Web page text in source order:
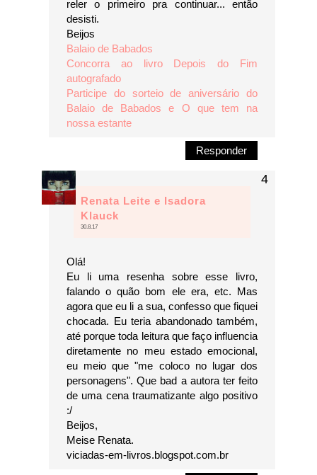
reler o primeiro pra continuar... então
desisti.
Beijos
Balaio de Babados
Concorra ao livro Depois do Fim
autografado
Participe do sorteio de aniversário do
Balaio de Babados e O que tem na
nossa estante
Responder
Renata Leite e Isadora
Klauck
30.8.17
Olá!
Eu li uma resenha sobre esse livro,
falando o quão bom ele era, etc. Mas
agora que eu li a sua, confesso que fiquei
chocada. Eu teria abandonado também,
até porque toda leitura que faço influencia
diretamente no meu estado emocional,
eu meio que "me coloco no lugar dos
personagens". Que bad a autora ter feito
de uma cena traumatizante algo positivo
:/
Beijos,
Meise Renata.
viciadas-em-livros.blogspot.com.br